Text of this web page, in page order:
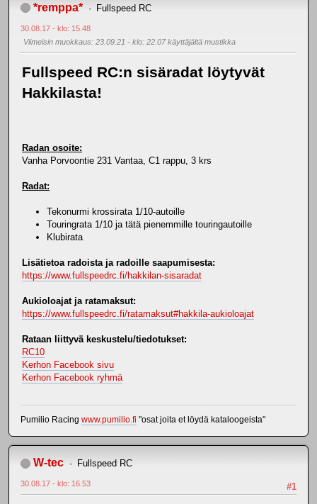
*remppa* Fullspeed RC
30.08.17 - klo: 15.48
Viimeisin muokkaus: 23.09.21 - klo: 22.07 käyttäjältä mustikka
Fullspeed RC:n sisäradat löytyvät
Hakkilasta!
Radan osoite:
Vanha Porvoontie 231 Vantaa, C1 rappu, 3 krs
Radat:
Tekonurmi krossirata 1/10-autoille
Touringrata 1/10 ja tätä pienemmille touringautoille
Klubirata
Lisätietoa radoista ja radoille saapumisesta:
https://www.fullspeedrc.fi/hakkilan-sisaradat
Aukioloajat ja ratamaksut:
https://www.fullspeedrc.fi/ratamaksut#hakkila-aukioloajat
Rataan liittyvä keskustelu/tiedotukset:
RC10
Kerhon Facebook sivu
Kerhon Facebook ryhmä
Pumilio Racing www.pumilio.fi "osat joita et löydä kataloogeista"
W-tec Fullspeed RC
#1
30.08.17 - klo: 16.53